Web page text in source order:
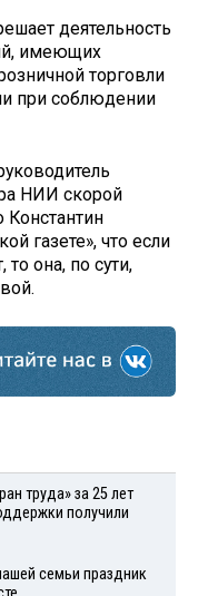
деятельность
имеющих
торговли
при соблюдении
НИИ скорой
газете», что если
то она, по сути,
труда» за 25 лет
получили
семьи праздник